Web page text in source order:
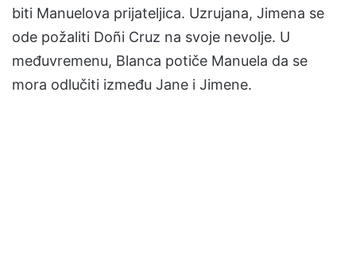
biti Manuelova prijateljica. Uzrujana, Jimena se
ode požaliti Doñi Cruz na svoje nevolje. U
međuvremenu, Blanca potiče Manuela da se
mora odlučiti između Jane i Jimene.